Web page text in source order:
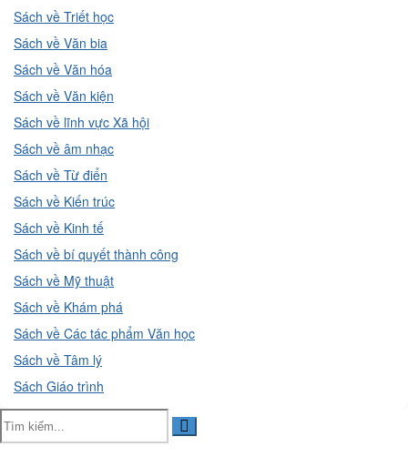
Sách về Triết học
Sách về Văn bia
Sách về Văn hóa
Sách về Văn kiện
Sách về lĩnh vực Xã hội
Sách về âm nhạc
Sách về Từ điển
Sách về Kiến trúc
Sách về Kinh tế
Sách về bí quyết thành công
Sách về Mỹ thuật
Sách về Khám phá
Sách về Các tác phẩm Văn học
Sách về Tâm lý
Sách Giáo trình